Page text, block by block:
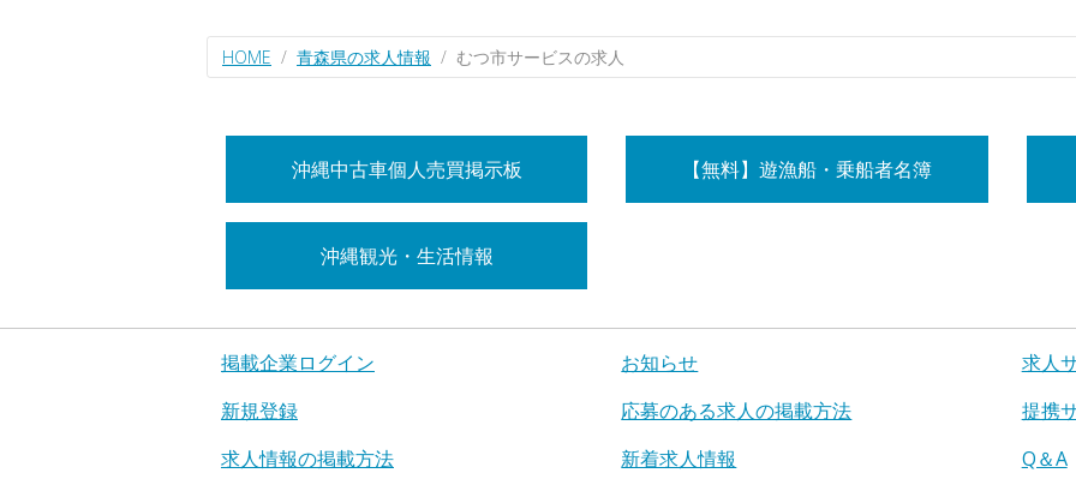
HOME 青森県の求人情報 むつ市サービスの求人
沖縄中古車個人売買掲示板 【無料】遊漁船・乗船者名簿
沖縄観光・生活情報
掲載企業ログイン
新規登録
求人情報の掲載方法
お知らせ
応募のある求人の掲載方法
新着求人情報
求人
提携
Q＆A